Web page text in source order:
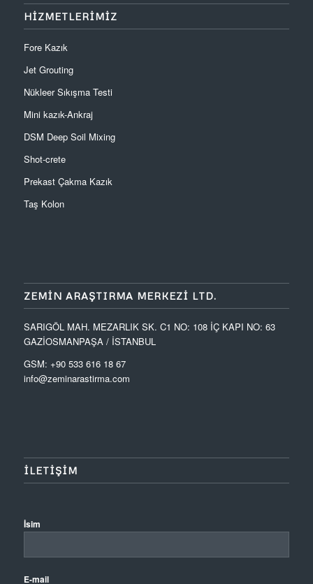
HİZMETLERİMİZ
Fore Kazık
Jet Grouting
Nükleer Sıkışma Testi
Mini kazık-Ankraj
DSM Deep Soil Mixing
Shot-crete
Prekast Çakma Kazık
Taş Kolon
ZEMIN ARAŞTIRMA MERKEZI LTD.
SARIGÖL MAH. MEZARLIK SK. C1 NO: 108 İÇ KAPI NO: 63
GAZİOSMANPAŞA / İSTANBUL
GSM: +90 533 616 18 67
info@zeminarastirma.com
ILETIŞIM
İsim
E-mail